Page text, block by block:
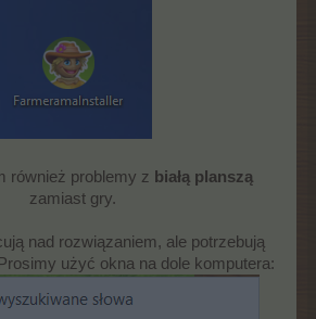
również problemy z białą planszą
zamiast gry.
nad rozwiązaniem, ale potrzebują
użyć okna na dole komputera: